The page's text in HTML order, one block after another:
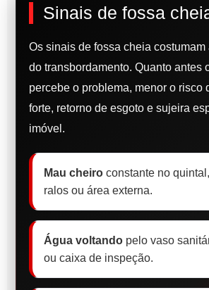
Sinais de fossa
Os sinais de fossa cheia costumam
do transbordamento. Quanto antes
percebe o problema, menor o risco
forte, retorno de esgoto e sujeira
imóvel.
Mau cheiro constante no
ralos ou área externa.
Água voltando pelo vaso
ou caixa de inspeção.